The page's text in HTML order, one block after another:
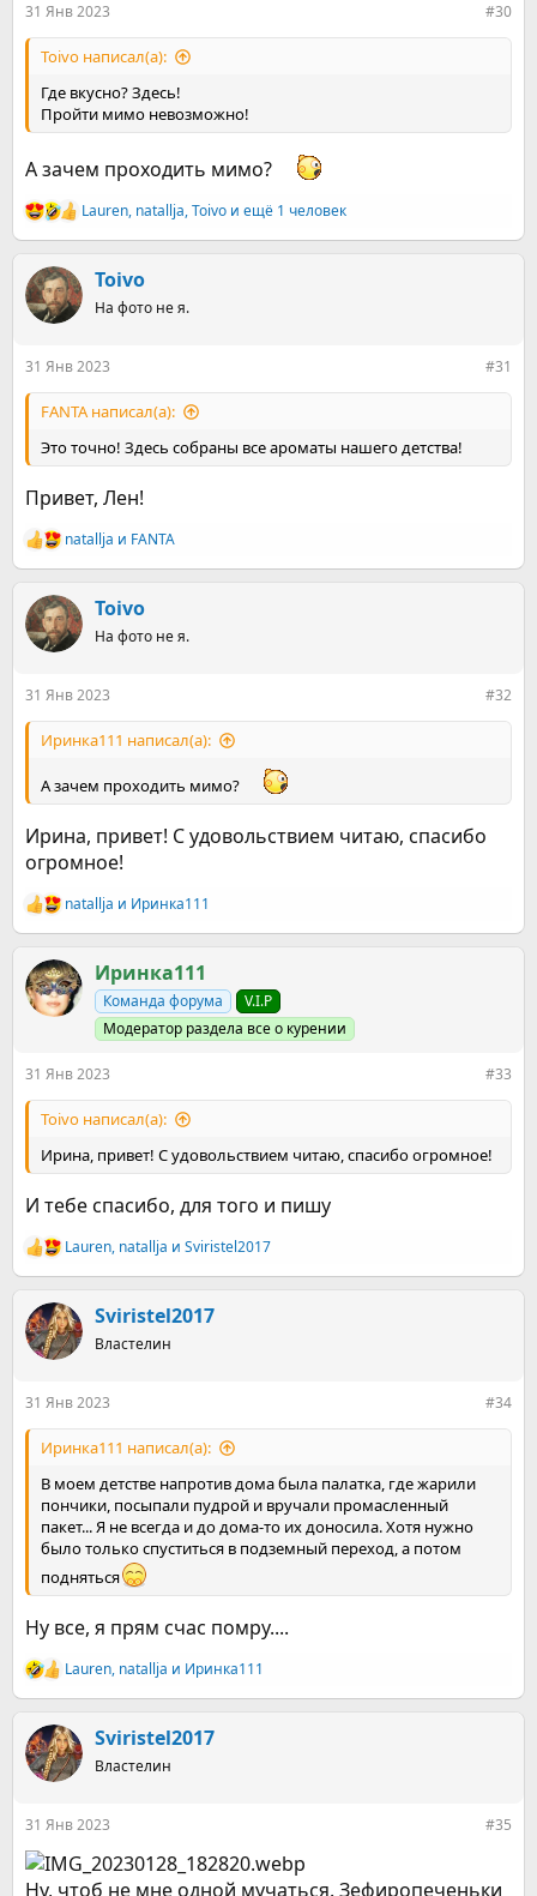
31 Янв 2023 #30
Toivo написал(а):
Где вкусно? Здесь!
Пройти мимо невозможно!
А зачем проходить мимо?
Р
е
к
ц
и
Lauren, natallja,Toivo и ещё 1 человек
Toivo
На фото не я.
31 Янв 2023 #31
FANTA написал(а):
Это точно! Здесь собраны все ароматы нашего детства!
Привет, Лен!
Р
е
к
ц
и
natallja и FANTA
Toivo
На фото не я.
31 Янв 2023 #32
Иринка111 написал(а):
А зачем проходить мимо?
Ирина, привет! С удовольствием читаю, спасибо
огромное!
Р
е
к
ц
и
natallja и Иринка111
Иринка111
Команда форума
V.I.P
Модератор раздела все о курении
31 Янв 2023 #33
Toivo написал(а):
Ирина, привет! С удовольствием читаю, спасибо огромное!
И тебе спасибо, для того и пишу
Р
е
к
ц
и
Lauren, natallja и Sviristel2017
Sviristel2017
Властелин
31 Янв 2023 #34
Иринка111 написал(а):
В моем детстве напротив дома была палатка, где жарили
пончики, посыпали пудрой и вручали промасленный
пакет... Я не всегда и до дома-то их доносила. Хотя нужно
было только спуститься в подземный переход, а потом
подняться
Ну все, я прям счас помру....
Р
е
к
ц
и
Lauren, natallja и Иринка111
Sviristel2017
Властелин
31 Янв 2023 #35
Ну, чтоб не мне одной мучаться. Зефиропеченьки